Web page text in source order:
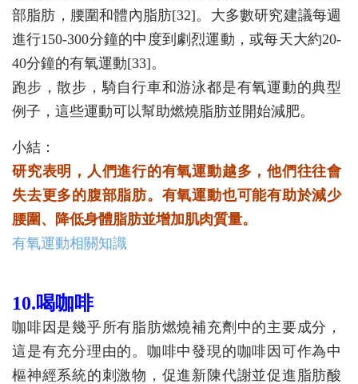
部脂肪，腰圍和體內脂肪[32]。大多數研究建議每週
進行150-300分鐘的中度到劇烈運動，或每天大約20-
40分鐘的有氧運動[33]。
跑步，散步，騎自行車和游泳都是有氧運動的典型
例子，這些運動可以幫助燃燒脂肪並開始減肥。
小結：
研究表明，人們進行的有氧運動越多，他們往往會
失去更多的腹部脂肪。有氧運動也可能有助於減少
腰圍、降低身體脂肪並增加肌肉質量。
有氧運動相關知識
10.喝咖啡
咖啡因是幾乎所有脂肪燃燒補充劑中的主要成分，
這是有充分理由的。咖啡中發現的咖啡因可作為中
樞神經系統的刺激物，促進新陳代謝並促進脂肪酸